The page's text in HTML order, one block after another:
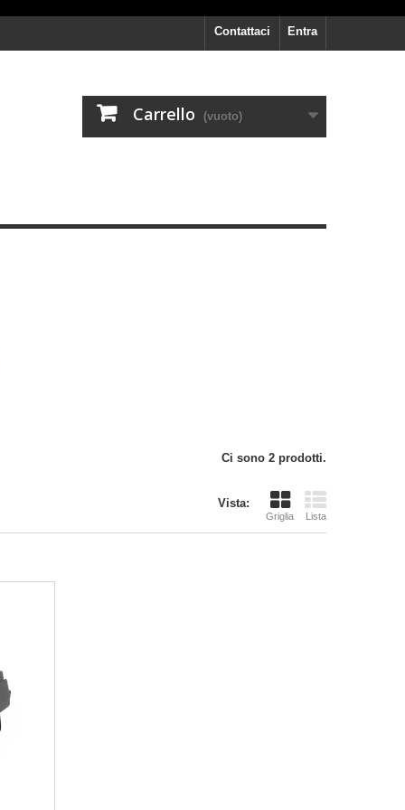
Entra
Contattaci
Carrello (vuoto)
Ci sono 2 prodotti.
Vista:
Griglia Lista